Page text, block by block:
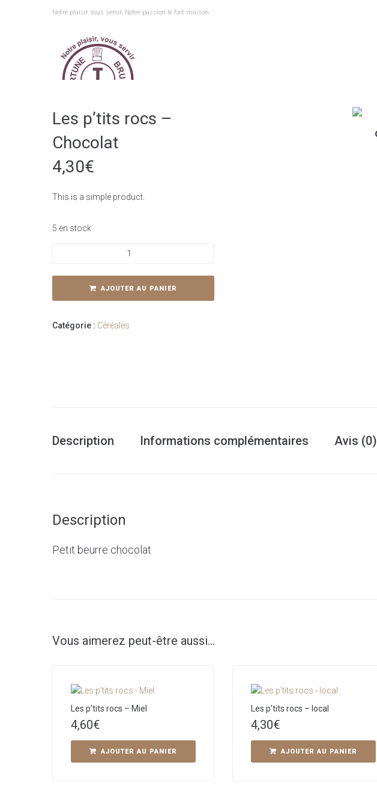
Notre plaisir vous servir, Notre passion le fait maison
Les p’tits rocs –
Chocolat
4,30€
This is a simple product.
5 en stock
Les
rocs
Chocolat
AJOUTER AU PANIER
Catégorie : Céréales
Description Informations complémentaires Avis (0)
Description
Petit beurre chocolat
Vous aimerez peut-être aussi…
Les p’tits rocs – Miel
4,60€
AJOUTER AU PANIER
Les p’tits rocs – local
4,30€
AJOUTER AU PANIER